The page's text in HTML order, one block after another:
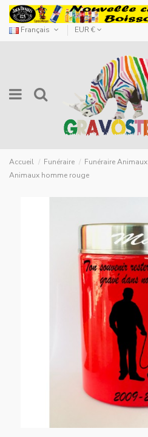
Français EUR €
Accueil Funéraire Funéraire Animaux
Animaux homme rouge